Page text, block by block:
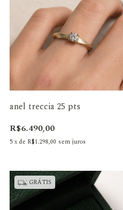
anel treccia 25 pts
R$6.490,00
5xde R$1.298,00 sem juros
GRÁTIS